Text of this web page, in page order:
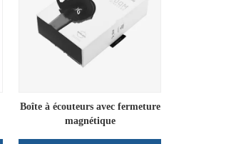
Boîte à écouteurs avec fermeture
magnétique